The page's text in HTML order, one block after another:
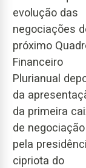
evolução das
negociações
próximo
Financeiro
Plurianual
da
da primeira
de negociação
pela
cipriota do